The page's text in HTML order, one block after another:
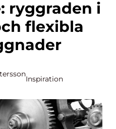
flexibla
Inspiration